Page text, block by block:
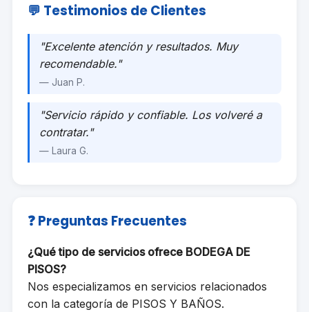
💬 Testimonios de Clientes
"Excelente atención y resultados. Muy
recomendable."
— Juan P.
"Servicio rápido y confiable. Los volveré a
contratar."
— Laura G.
❓ Preguntas Frecuentes
¿Qué tipo de servicios ofrece BODEGA DE
PISOS?
Nos especializamos en servicios relacionados
con la categoría de PISOS Y BAÑOS.